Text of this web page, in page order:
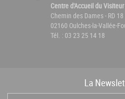
Centre d'Accueil du
Chemin des Dames - RD 18
02160 Oulches-la-Vallée-
Tél. : 03 23 25 14 18
La News